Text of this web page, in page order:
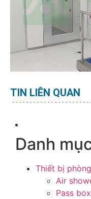
TIN LIÊN QUAN
Danh
Thiết bị
Air
Pass box